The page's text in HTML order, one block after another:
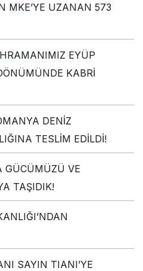
MKE’YE UZANAN 573
EYÜP
KABRİ
DENİZ
TESLİM EDİLDİ!
GÜCÜMÜZÜ VE
TAŞIDIK!
SAYIN TIANI’YE